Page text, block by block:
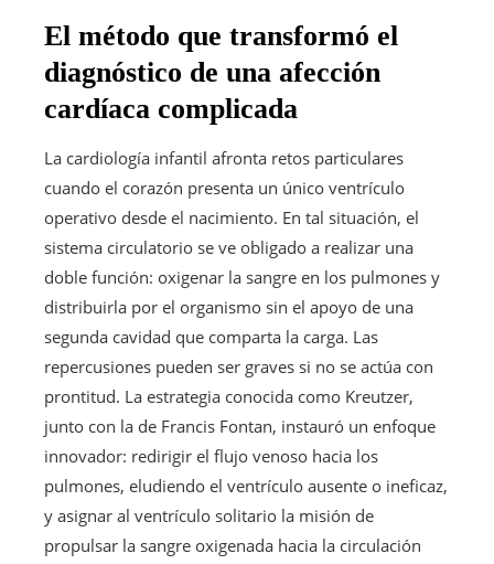
El método que transformó el
diagnóstico de una afección
cardíaca complicada
La cardiología infantil afronta retos particulares
cuando el corazón presenta un único ventrículo
operativo desde el nacimiento. En tal situación, el
sistema circulatorio se ve obligado a realizar una
doble función: oxigenar la sangre en los pulmones y
distribuirla por el organismo sin el apoyo de una
segunda cavidad que comparta la carga. Las
repercusiones pueden ser graves si no se actúa con
prontitud. La estrategia conocida como Kreutzer,
junto con la de Francis Fontan, instauró un enfoque
innovador: redirigir el flujo venoso hacia los
pulmones, eludiendo el ventrículo ausente o ineficaz,
y asignar al ventrículo solitario la misión de
propulsar la sangre oxigenada hacia la circulación